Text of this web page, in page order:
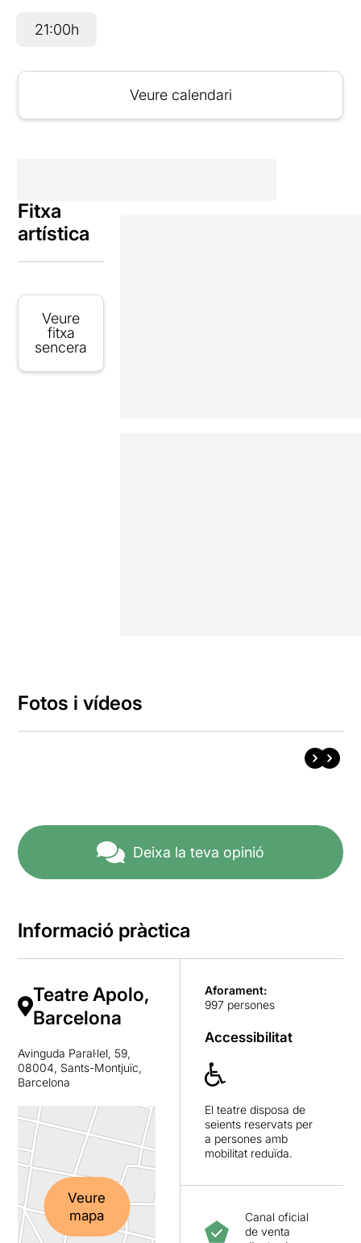
21:00h
Veure calendari
Fitxa
artística
Veure
fitxa
sencera
Fotos i vídeos
Deixa la teva opinió
Informació pràctica
Teatre Apolo,
Barcelona
Avinguda Paral·lel, 59,
08004, Sants-Montjuïc,
Barcelona
Veure
mapa
Aforament:
997 persones
Accessibilitat
El teatre disposa de
seients reservats per
a persones amb
mobilitat reduïda.
Canal oficial
de venta